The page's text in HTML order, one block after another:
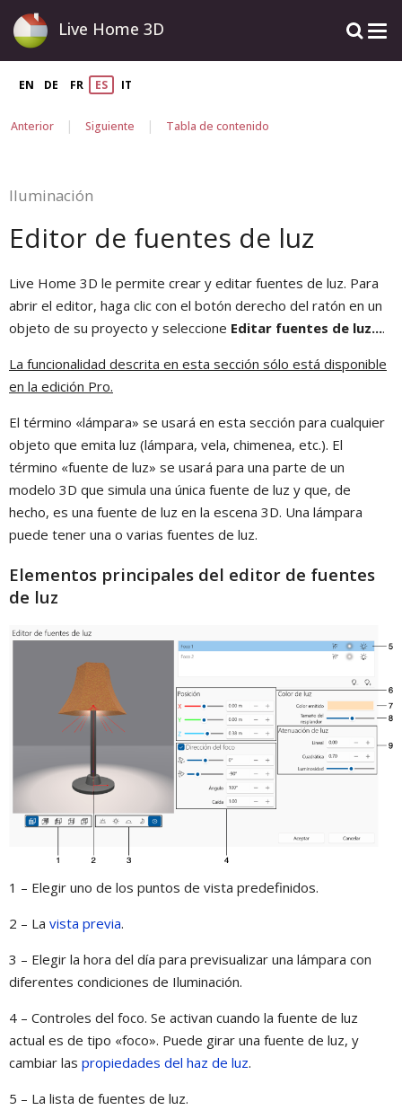
Live Home 3D
EN DE FR ES IT
Anterior | Siguiente | Tabla de contenido
Iluminación
Editor de fuentes de luz
Live Home 3D le permite crear y editar fuentes de luz. Para
abrir el editor, haga clic con el botón derecho del ratón en un
objeto de su proyecto y seleccione Editar fuentes de luz....
La funcionalidad descrita en esta sección sólo está disponible
en la edición Pro.
El término «lámpara» se usará en esta sección para cualquier
objeto que emita luz (lámpara, vela, chimenea, etc.). El
término «fuente de luz» se usará para una parte de un
modelo 3D que simula una única fuente de luz y que, de
hecho, es una fuente de luz en la escena 3D. Una lámpara
puede tener una o varias fuentes de luz.
Elementos principales del editor de fuentes
de luz
1 – Elegir uno de los puntos de vista predefinidos.
2 – La vista previa.
3 – Elegir la hora del día para previsualizar una lámpara con
diferentes condiciones de Iluminación.
4 – Controles del foco. Se activan cuando la fuente de luz
actual es de tipo «foco». Puede girar una fuente de luz, y
cambiar las propiedades del haz de luz.
5 – La lista de fuentes de luz.